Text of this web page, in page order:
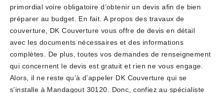
primordial voire obligatoire d’obtenir un devis afin de bien
préparer au budget. En fait. A propos des travaux de
couverture, DK Couverture vous offre de devis en détail
avec les documents nécessaires et des informations
complètes. De plus, toutes vos demandes de renseignement
qui concernent le devis est gratuit et rien ne vous engage.
Alors, il ne reste qu’à d’appeler DK Couverture qui se
s’installe à Mandagout 30120. Donc, confiez au spécialiste